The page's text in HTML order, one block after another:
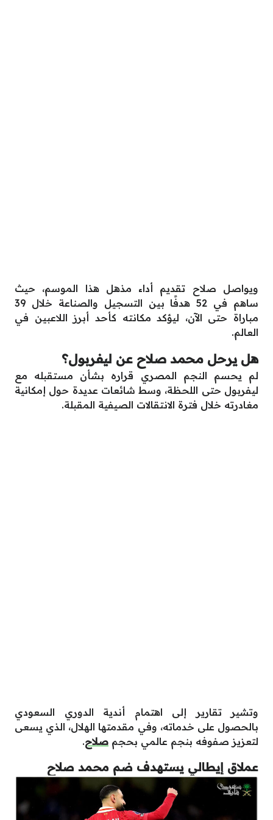
ويواصل صلاح تقديم أداء مذهل هذا الموسم، حيث
ساهم في 52 هدفًا بين التسجيل والصناعة خلال 39
مباراة حتى الآن، ليؤكد مكانته كأحد أبرز اللاعبين في
العالم.
هل يرحل محمد صلاح عن ليفربول؟
لم يحسم النجم المصري قراره بشأن مستقبله مع
ليفربول حتى اللحظة، وسط شائعات عديدة حول إمكانية
مغادرته خلال فترة الانتقالات الصيفية المقبلة.
وتشير تقارير إلى اهتمام أندية الدوري السعودي
بالحصول على خدماته، وفي مقدمتها الهلال، الذي يسعى
لتعزيز صفوفه بنجم عالمي بحجم صلاح.
عملاق إيطالي يستهدف ضم محمد صلاح